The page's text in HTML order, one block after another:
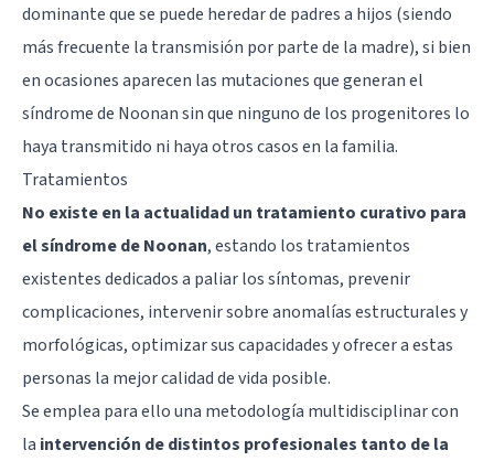
dominante que se puede heredar de padres a hijos (siendo
más frecuente la transmisión por parte de la madre), si bien
en ocasiones aparecen las mutaciones que generan el
síndrome de Noonan sin que ninguno de los progenitores lo
haya transmitido ni haya otros casos en la familia.
Tratamientos
No existe en la actualidad un tratamiento curativo para
el síndrome de Noonan, estando los tratamientos
existentes dedicados a paliar los síntomas, prevenir
complicaciones, intervenir sobre anomalías estructurales y
morfológicas, optimizar sus capacidades y ofrecer a estas
personas la mejor calidad de vida posible.
Se emplea para ello una metodología multidisciplinar con
la intervención de distintos profesionales tanto de la